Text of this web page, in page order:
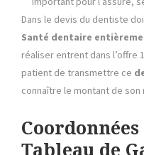
Dans le devis du dentiste
Santé dentaire
réaliser entrent dans l’offre
patient de transmettre ce
connaître le montant de
Tableau de